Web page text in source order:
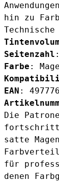
hin zu
Seitenzahl
Farbe :
EAN :
Die
satte
für
denen